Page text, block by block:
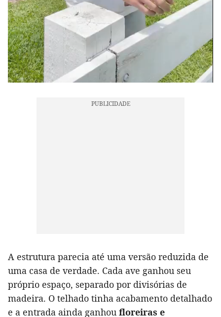
A estrutura parecia até uma versão reduzida de
uma casa de verdade. Cada ave ganhou seu
próprio espaço, separado por divisórias de
madeira. O telhado tinha acabamento detalhado
e a entrada ainda ganhou floreiras e